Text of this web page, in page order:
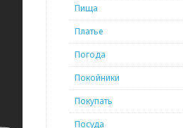
Пища
Платье
Погода
Покойники
Покупать
Посуда